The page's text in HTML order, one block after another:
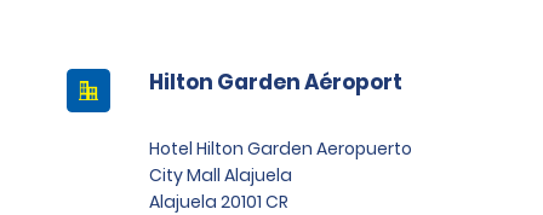
Hilton Garden Aéroport
Hotel Hilton Garden Aeropuerto
City Mall Alajuela
Alajuela 20101 CR